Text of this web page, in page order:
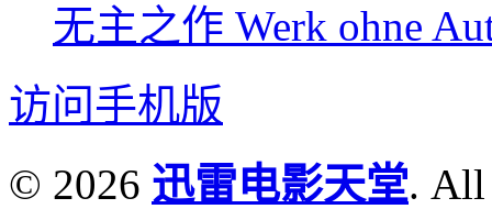
无主之作 Werk ohne
访问手机版
© 2026 迅雷电影天堂. All